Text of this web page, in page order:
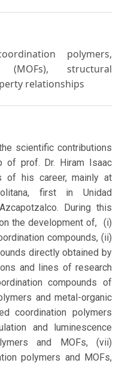
polymers,
(MOFs), structural
relationships
scientific contributions
of prof. Dr. Hiram Isaac
of his career, mainly at
first in Unidad
During this
the development of, (i)
compounds, (ii)
directly obtained by
and lines of research
compounds of
and metal-organic
coordination polymers
and luminescence
and MOFs, (vii)
polymers and MOFs,